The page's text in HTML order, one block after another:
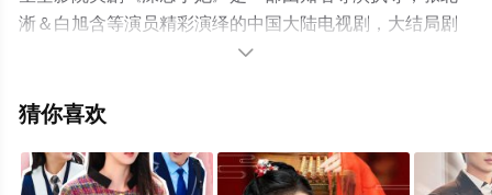
淅＆白旭含等演员精彩演绎的中国大陆电视剧，大结局剧
情已揭晓（更新全集），免费观看高清未删减完整版电视
剧情信息可移步至豆瓣电视剧、电视猫或剧情网等平台了

猜你喜欢